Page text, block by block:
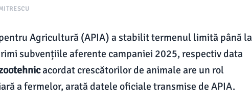
Agricultură (APIA) a stabilit termenul limită până la
subvențiile aferente campaniei 2025, respectiv data
acordat crescătorilor de animale are un rol
a fermelor, arată datele oficiale transmise de APIA.